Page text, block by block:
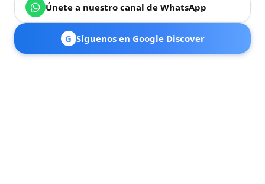
Únete a nuestro canal de WhatsApp
G Síguenos en Google Discover